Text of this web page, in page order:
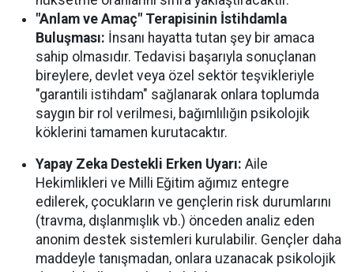
"Anlam ve Amaç" Terapisinin İstihdamla
Buluşması: İnsanı hayatta tutan şey bir amaca
sahip olmasıdır. Tedavisi başarıyla sonuçlanan
bireylere, devlet veya özel sektör teşvikleriyle
"garantili istihdam" sağlanarak onlara toplumda
saygın bir rol verilmesi, bağımlılığın psikolojik
köklerini tamamen kurutacaktır.
Yapay Zeka Destekli Erken Uyarı: Aile
Hekimlikleri ve Milli Eğitim ağımız entegre
edilerek, çocukların ve gençlerin risk durumlarını
(travma, dışlanmışlık vb.) önceden analiz eden
anonim destek sistemleri kurulabilir. Gençler daha
maddeyle tanışmadan, onlara uzanacak psikolojik